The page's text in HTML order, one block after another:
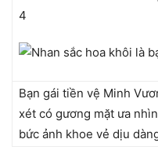
Bạn gái tiền vệ Minh
xét có gương mặt ưa
bức ảnh khoe vẻ dịu